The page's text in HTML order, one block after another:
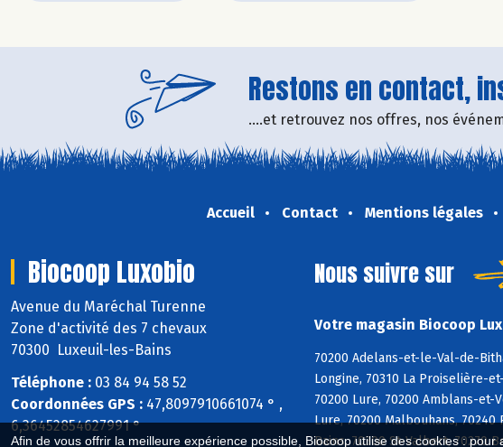
Afin de vous offrir la meilleure expérience possible, Biocoop utilise des cookies :
Restons en contact,
....et retrouvez nos offres, nos
Accueil Contact Mentions légales
Biocoop Luxobio
Avenue du Maréchal Turenne
Zone d'activité des 7 chevaux
70300 Luxeuil-les-Bains
Téléphone : 03 84 94 58 52
Coordonnées GPS : 47,8097910661074 ° ,
6,36452854627991 °
Nous suivre sur
Votre magasin Biocoop
70200 Adelans-et-le-Val-de-
Longine, 70310 La Proiselière-
70200 Lure, 70200 Amblans-
Lure, 70200 Malbouhans,
Bains, 70300 St-Valbert, 70270